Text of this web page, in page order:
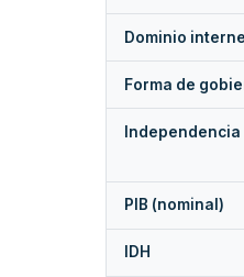
Dominio
Forma de
Independencia
PIB (nominal)
IDH